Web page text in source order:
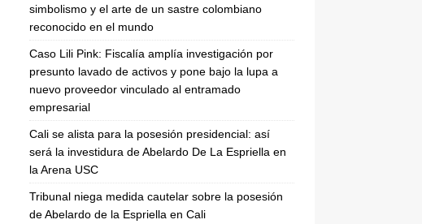
simbolismo y el arte de un sastre colombiano
reconocido en el mundo
Caso Lili Pink: Fiscalía amplía investigación por
presunto lavado de activos y pone bajo la lupa a
nuevo proveedor vinculado al entramado
empresarial
Cali se alista para la posesión presidencial: así
será la investidura de Abelardo De La Espriella en
la Arena USC
Tribunal niega medida cautelar sobre la posesión
de Abelardo de la Espriella en Cali